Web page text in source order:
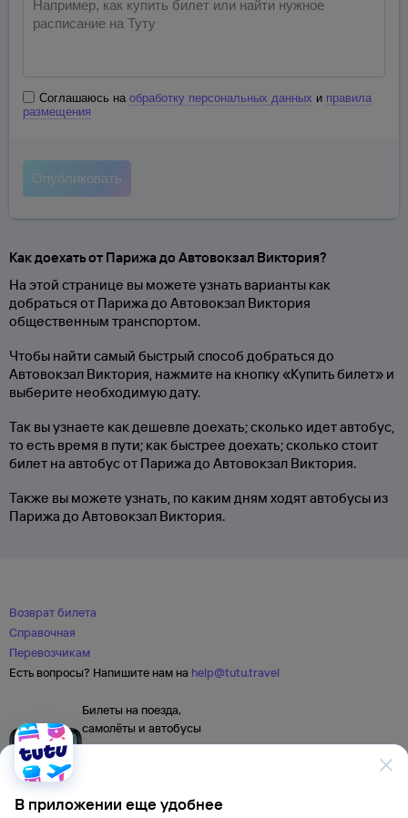
Соглашаюсь на обработку персональных данных и правила
размещения
Как доехать от Парижа до Автовокзал Виктория?
На этой странице вы можете узнать варианты как
добраться от Парижа до Автовокзал Виктория
общественным транспортом.
Чтобы найти самый быстрый способ добраться до
Автовокзал Виктория, нажмите на кнопку «Купить билет» и
выберите необходимую дату.
Так вы узнаете как дешевле доехать; сколько идет автобус,
то есть время в пути; как быстрее доехать; сколько стоит
билет на автобус от Парижа до Автовокзал Виктория.
Также вы можете узнать, по каким дням ходят автобусы из
Парижа до Автовокзал Виктория.
В приложении еще удобнее
Возврат билета
Справочная
Перевозчикам
Есть вопросы? Напишите нам на help@tutu.travel
Билеты на поезда,
самолёты и автобусы